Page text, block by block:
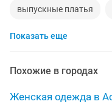
выпускные платья
куртки женские
кардиган
Показать еще
Похожие в городах
Женская одежда в